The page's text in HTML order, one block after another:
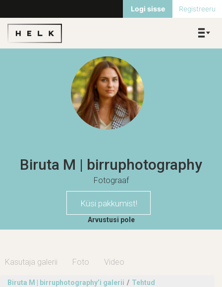
Biruta M | birruphotography
Fotograaf
Küsi pakkumist!
Arvustusi pole
Kasutaja galerii Foto Video
Biruta M | birruphotography’i galerii / Tehtud
Logi sisse Registreeru